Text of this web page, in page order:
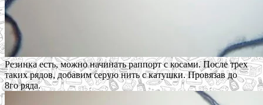
Резинка есть, можно начинать раппорт с косами. После трех
таких рядов, добавим серую нить с катушки. Провязав до
8го ряда.